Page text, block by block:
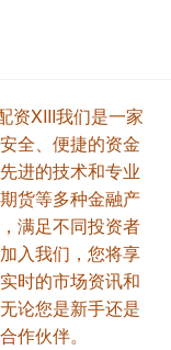
资XIII‌我们是一家
全、便捷的资金
进的技术和专业
货等多种金融产
满足不同投资者
入我们，您将享
时的市场资讯和
论您是新手还是
作伙伴。